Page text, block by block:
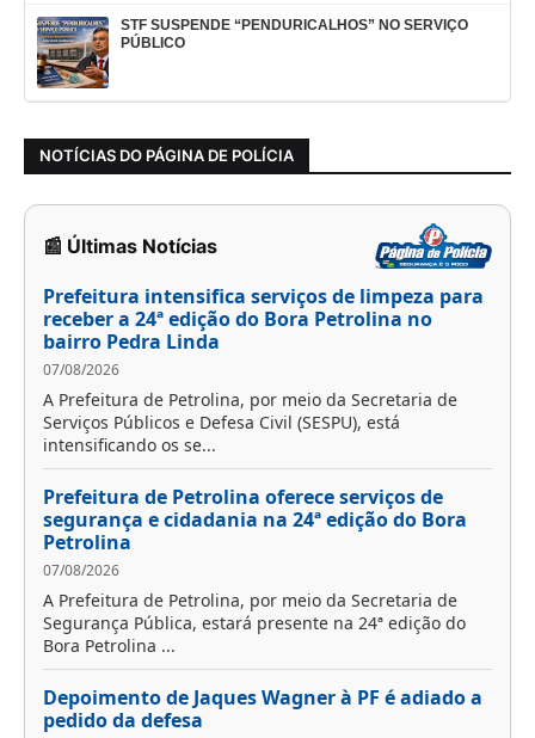
STF SUSPENDE “PENDURICALHOS” NO SERVIÇO
PÚBLICO
NOTÍCIAS DO PÁGINA DE POLÍCIA
📰 Últimas Notícias
Prefeitura intensifica serviços de limpeza para
receber a 24ª edição do Bora Petrolina no
bairro Pedra Linda
07/08/2026
A Prefeitura de Petrolina, por meio da Secretaria de
Serviços Públicos e Defesa Civil (SESPU), está
intensificando os se...
Prefeitura de Petrolina oferece serviços de
segurança e cidadania na 24ª edição do Bora
Petrolina
07/08/2026
A Prefeitura de Petrolina, por meio da Secretaria de
Segurança Pública, estará presente na 24ª edição do
Bora Petrolina ...
Depoimento de Jaques Wagner à PF é adiado a
pedido da defesa